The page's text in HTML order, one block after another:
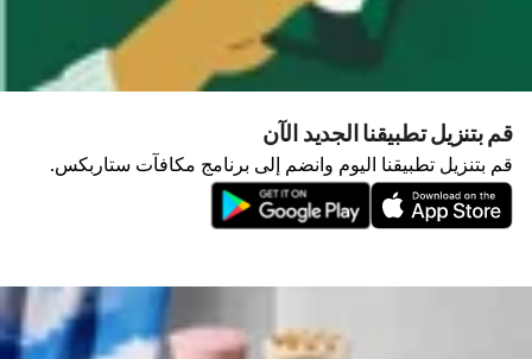
قم بتنزيل تطبيقنا الجديد الآن
قم بتنزيل تطبيقنا اليوم وانضم إلى برنامج مكافآت ستاربكس.